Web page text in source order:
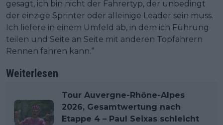
gesagt, ich bin nicht der Fahrertyp, der unbedingt
der einzige Sprinter oder alleinige Leader sein muss.
Ich liefere in einem Umfeld ab, in dem ich Führung
teilen und Seite an Seite mit anderen Topfahrern
Rennen fahren kann.“
Weiterlesen
Tour Auvergne-Rhône-Alpes
2026, Gesamtwertung nach
Etappe 4 – Paul Seixas schleicht